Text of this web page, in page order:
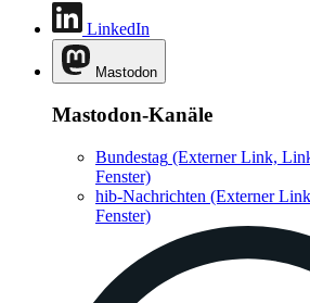
LinkedIn
Mastodon
Mastodon-Kanäle
Bundestag (Externer Link,
Fenster)
hib-Nachrichten (Externer
Fenster)